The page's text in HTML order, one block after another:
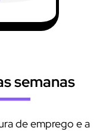
semanas
de emprego e a